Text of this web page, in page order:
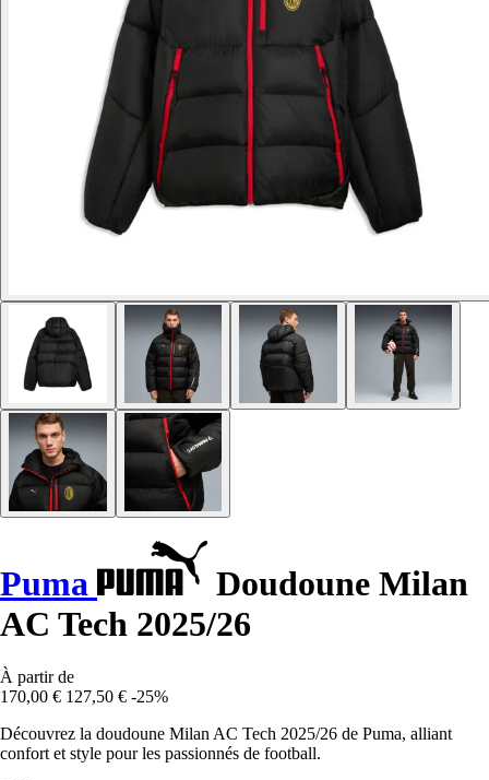
Puma
Doudoune Milan
AC Tech 2025/26
À partir de
170,00 € 127,50 € -25%
Découvrez la doudoune Milan AC Tech 2025/26 de Puma, alliant
confort et style pour les passionnés de football.